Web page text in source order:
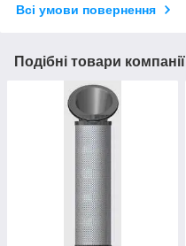
Всі умови повернення
Подібні товари компанії